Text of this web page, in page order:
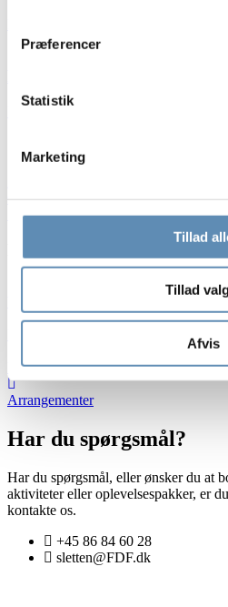
Præferencer
Statistik
Marketing
Tillad
Tillad
Afvis
Seneste indlæg
6 gode grunde til at tage på
5 grunde til at tage på Vinterlejr
Inspiration
Arrangementer
Har du spørgsmål?
Har du spørgsmål, eller ønsker du at
aktiviteter eller oplevelsespakker, er
kontakte os.
+45 86 84 60 28
sletten@FDF.dk